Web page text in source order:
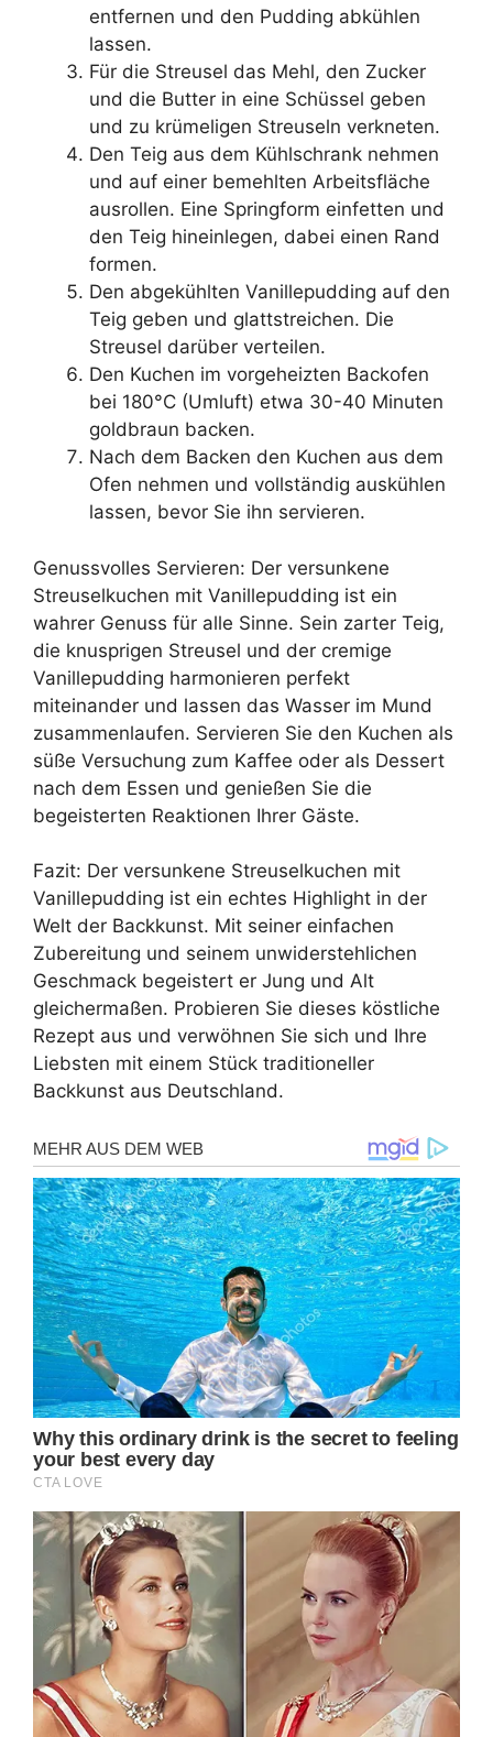
entfernen und den Pudding abkühlen
lassen.
Für die Streusel das Mehl, den Zucker
und die Butter in eine Schüssel geben
und zu krümeligen Streuseln verkneten.
Den Teig aus dem Kühlschrank nehmen
und auf einer bemehlten Arbeitsfläche
ausrollen. Eine Springform einfetten und
den Teig hineinlegen, dabei einen Rand
formen.
Den abgekühlten Vanillepudding auf den
Teig geben und glattstreichen. Die
Streusel darüber verteilen.
Den Kuchen im vorgeheizten Backofen
bei 180°C (Umluft) etwa 30-40 Minuten
goldbraun backen.
Nach dem Backen den Kuchen aus dem
Ofen nehmen und vollständig auskühlen
lassen, bevor Sie ihn servieren.
Genussvolles Servieren: Der versunkene
Streuselkuchen mit Vanillepudding ist ein
wahrer Genuss für alle Sinne. Sein zarter Teig,
die knusprigen Streusel und der cremige
Vanillepudding harmonieren perfekt
miteinander und lassen das Wasser im Mund
zusammenlaufen. Servieren Sie den Kuchen als
süße Versuchung zum Kaffee oder als Dessert
nach dem Essen und genießen Sie die
begeisterten Reaktionen Ihrer Gäste.
Fazit: Der versunkene Streuselkuchen mit
Vanillepudding ist ein echtes Highlight in der
Welt der Backkunst. Mit seiner einfachen
Zubereitung und seinem unwiderstehlichen
Geschmack begeistert er Jung und Alt
gleichermaßen. Probieren Sie dieses köstliche
Rezept aus und verwöhnen Sie sich und Ihre
Liebsten mit einem Stück traditioneller
Backkunst aus Deutschland.